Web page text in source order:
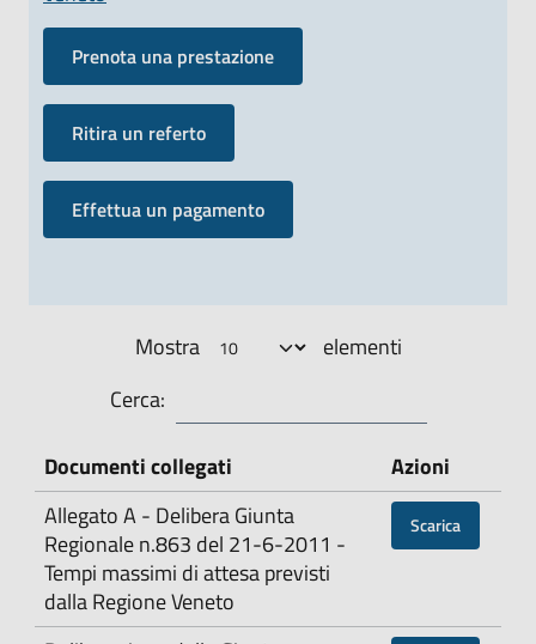
Prenota una prestazione
Ritira un referto
Effettua un pagamento
Mostra
elementi
Cerca:
Documenti collegati
Azioni
Allegato A - Delibera Giunta
Regionale n.863 del 21-6-2011 -
Tempi massimi di attesa previsti
dalla Regione Veneto
Scarica